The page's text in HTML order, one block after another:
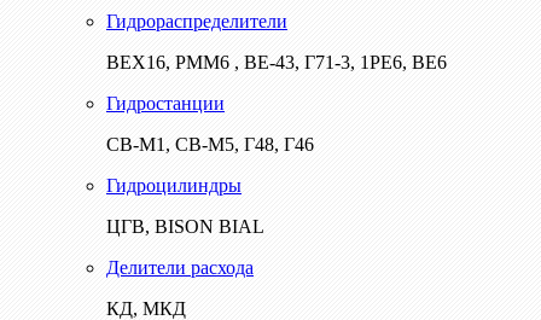
Гидрораспределители
ВЕХ16, РММ6 , ВЕ-43, Г71-3, 1РЕ6, ВЕ6
Гидростанции
СВ-М1, СВ-М5, Г48, Г46
Гидроцилиндры
ЦГВ, BISON BIAL
Делители расхода
КД, МКД